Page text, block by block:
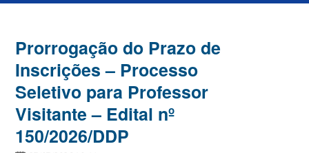
Prorrogação do Prazo de
Inscrições – Processo
Seletivo para Professor
Visitante – Edital nº
150/2026/DDP